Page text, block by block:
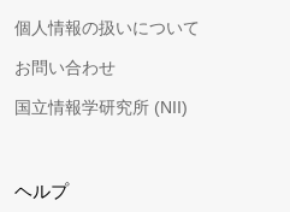
個人情報の扱いについて
お問い合わせ
国立情報学研究所 (NII)
ヘルプ